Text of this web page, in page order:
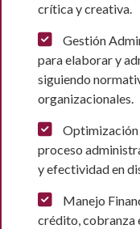
crítica y creativa.
Gestión
para elaborar y
siguiendo
organizacionales.
Optimización
proceso
y efectividad en
Manejo
crédito, cobranza